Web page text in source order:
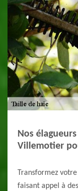
Nos
Villemotier
Transformez
faisant appel à